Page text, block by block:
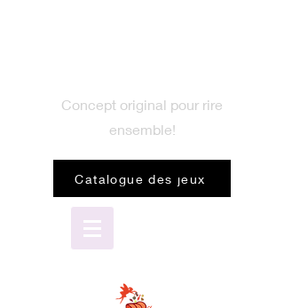
Concept original pour rire
ensemble!
Catalogue des jeux